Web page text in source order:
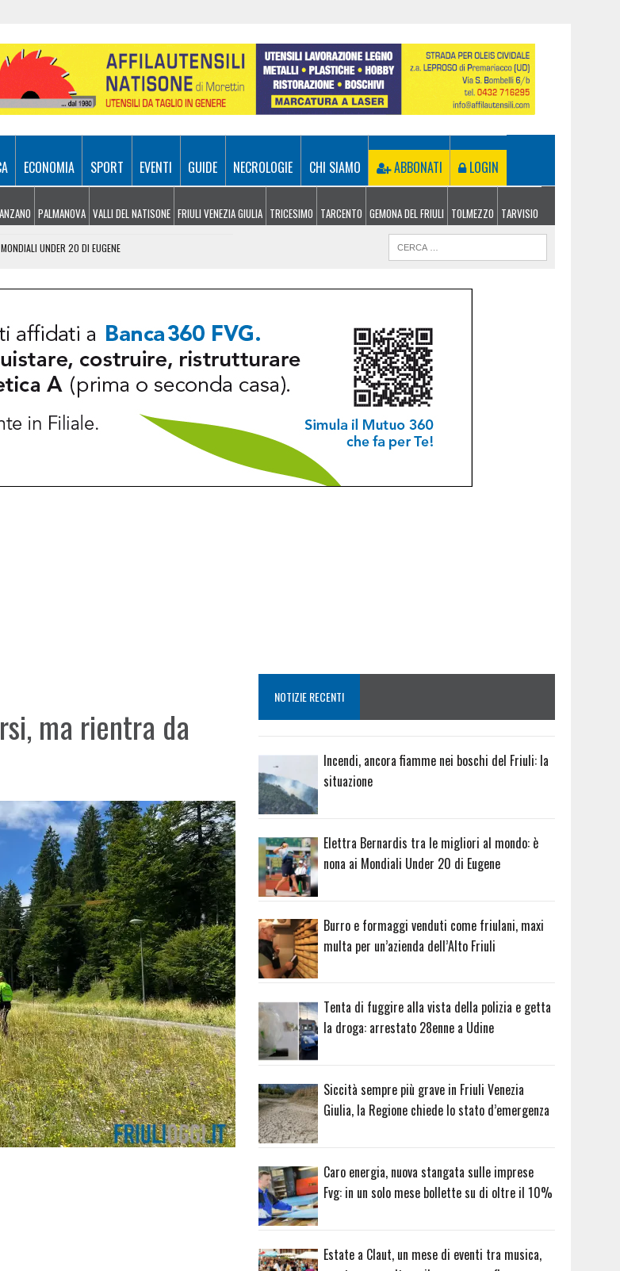
ECONOMIA SPORT EVENTI GUIDE NECROLOGIE CHI SIAMO ABBONATI LOGIN
PALMANOVA VALLI DEL NATISONE FRIULI VENEZIA GIULIA TRICESIMO TARCENTO GEMONA DEL FRIULI TOLMEZZO TARVISIO
UNDER 20 DI EUGENE
STATO D’EMERGENZA
ma rientra da
NOTIZIE RECENTI
Incendi, ancora fiamme nei boschi del Friuli: la
situazione
Elettra Bernardis tra le migliori al mondo: è
nona ai Mondiali Under 20 di Eugene
Burro e formaggi venduti come friulani, maxi
multa per un’azienda dell’Alto Friuli
Tenta di fuggire alla vista della polizia e getta
la droga: arrestato 28enne a Udine
Siccità sempre più grave in Friuli Venezia
Giulia, la Regione chiede lo stato d’emergenza
Caro energia, nuova stangata sulle imprese
Fvg: in un solo mese bollette su di oltre il 10%
Estate a Claut, un mese di eventi tra musica,